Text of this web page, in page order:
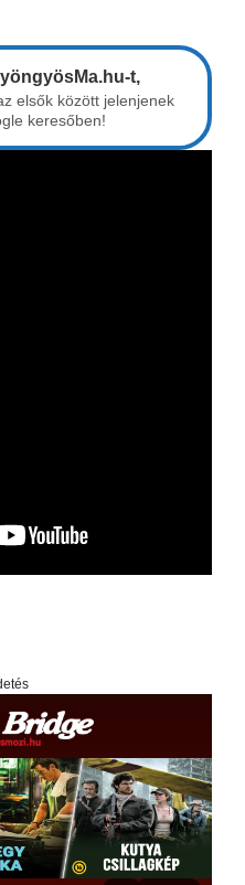
t,
elsők között jelenjenek
keresőben!